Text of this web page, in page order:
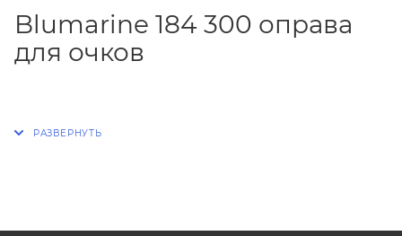
Blumarine 184 300 оправа
для очков